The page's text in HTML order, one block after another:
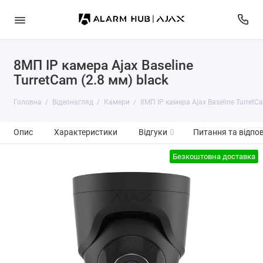
8МП IP камера Ajax Baseline
TurretCam (2.8 мм) black
Головна Відеонагляд Камери 8МП IP камера Ajax Baseline
Опис Характеристики Відгуки 0 Питання та
Безкоштовна доставка